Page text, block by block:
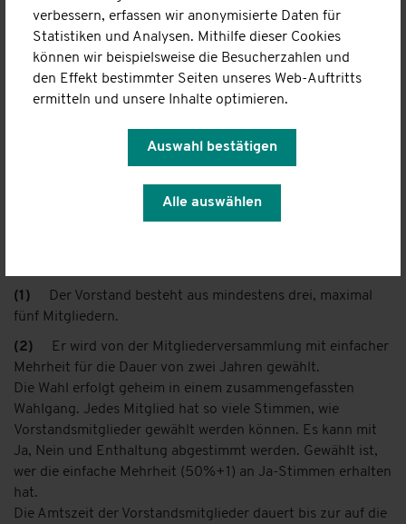
verbessern, erfassen wir anonymisierte Daten für
Statistiken und Analysen. Mithilfe dieser Cookies
können wir beispielsweise die Besucherzahlen und
den Effekt bestimmter Seiten unseres Web-Auftritts
ermitteln und unsere Inhalte optimieren.
Auswahl bestätigen
Alle auswählen
Ausschluss. Der ordentliche Rechtsweg bleibt davon
unberührt.
§ 5 BEITRÄGE
Beschlusses der Mitgliederversammlung. Zur Festsetzung
der Beiträge und der Fälligkeit ist eine zwei Drittel Mehrheit
erforderlich. Der Vereinsbeitrag beträgt mindestens drei
(1) Der Vorstand besteht aus mindestens drei, maximal
fünf Mitgliedern.
(2) Er wird von der Mitgliederversammlung mit einfacher
Mehrheit für die Dauer von zwei Jahren gewählt.
Die Wahl erfolgt geheim in einem zusammengefassten
Wahlgang. Jedes Mitglied hat so viele Stimmen, wie
Vorstandsmitglieder gewählt werden können. Es kann mit
Ja, Nein und Enthaltung abgestimmt werden. Gewählt ist,
wer die einfache Mehrheit (50%+1) an Ja-Stimmen erhalten
hat.
Die Amtszeit der Vorstandsmitglieder dauert bis zur auf die